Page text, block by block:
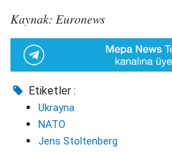
Kaynak: Euronews
Etiketler :
Ukrayna
NATO
Jens Stoltenberg